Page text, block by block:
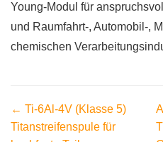
Young-Modul für
und Raumfahrt-, Automobil-,
chemischen
← Ti-6Al-4V (Klasse 5)
Titanstreifenspule für